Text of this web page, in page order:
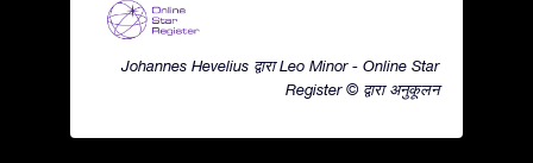
Johannes Hevelius द्वारा Leo Minor - Online Star
Register © द्वारा अनुकूलन